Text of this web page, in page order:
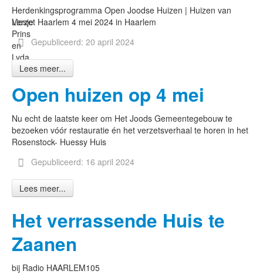
Liesje
Prins
en
Lyda
Reijer
Herdenkingsprogramma Open Joodse Huizen | Huizen van
Verzet Haarlem 4 mei 2024 in Haarlem
Gepubliceerd: 20 april 2024
Lees meer...
Open huizen op 4 mei
Nu echt de laatste keer om Het Joods Gemeentegebouw te
bezoeken vóór restauratie én het verzetsverhaal te horen in het
Rosenstock- Huessy Huis
Gepubliceerd: 16 april 2024
Lees meer...
Het verrassende Huis te
Zaanen
bij Radio HAARLEM105